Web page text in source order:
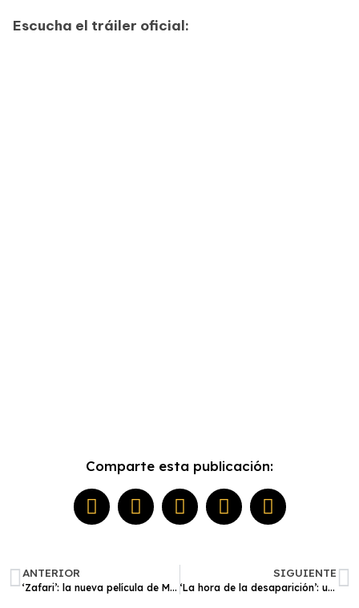
Escucha el tráiler oficial:
Comparte esta publicación:
ANTERIOR
‘Zafari’: la nueva película de Mariana Rondón llega a los cines peruanos este 28 de agosto
SIGUIENTE
‘La hora de la desaparición’: un perturbador y atrapante thriller con buenos chistes y mucha sangre | Reseña